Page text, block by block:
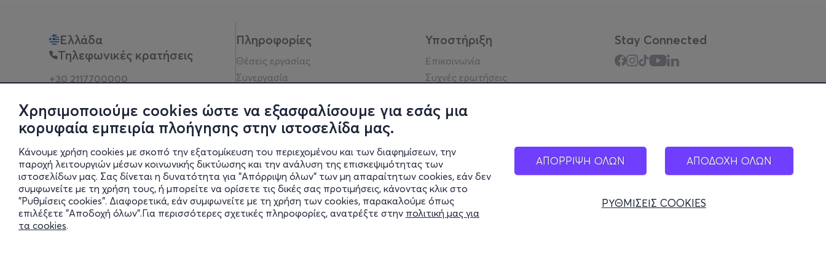
Χρησιμοποιούμε cookies ώστε να εξασφαλίσουμε για εσάς μια
κορυφαία εμπειρία πλοήγησης στην ιστοσελίδα μας.
Κάνουμε χρήση cookies με σκοπό την εξατομίκευση του περιεχομένου και των διαφημίσεων, την
παροχή λειτουργιών μέσων κοινωνικής δικτύωσης και την ανάλυση της επισκεψιμότητας των
ιστοσελίδων μας. Σας δίνεται η δυνατότητα για "Απόρριψη όλων" των μη απαραίτητων cookies, εάν δεν
συμφωνείτε με τη χρήση τους, ή μπορείτε να ορίσετε τις δικές σας προτιμήσεις, κάνοντας κλικ στο
"Ρυθμίσεις cookies". Διαφορετικά, εάν συμφωνείτε με τη χρήση των cookies, παρακαλούμε όπως
επιλέξετε "Αποδοχή όλων".Για περισσότερες σχετικές πληροφορίες, ανατρέξτε στην πολιτική μας για
τα cookies.
ΑΠΟΡΡΙΨΗ ΟΛΩΝ ΑΠΟΔΟΧΗ ΟΛΩΝ
ΡΥΘΜΙΣΕΙΣ COOKIES
Ελλάδα
Τηλεφωνικές κρατήσεις
+30 2117700000
Φυσικά σημεία
Πληροφορίες
Θέσεις εργασίας
Συνεργασία
Πολιτική απορρήτου
Νομική σημείωση
Blog
Οικονομικά στοιχεία
Πολιτικές Εταιρείας
Έκθεση Διαφάνειας
Υποστήριξη
Επικοινωνία
Συχνές ερωτήσεις
Υπηρεσίες
Stay Connected